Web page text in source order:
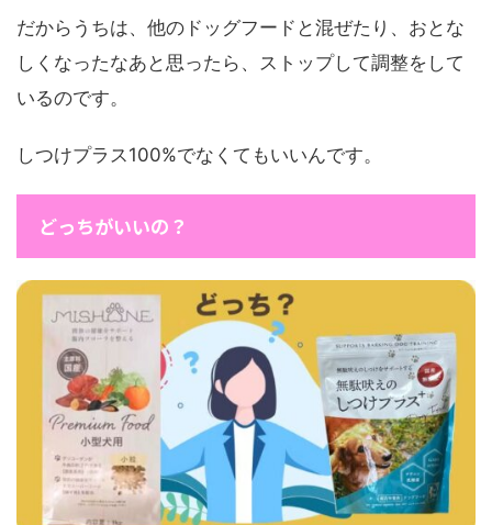
だからうちは、他のドッグフードと混ぜたり、おとな
しくなったなあと思ったら、ストップして調整をして
いるのです。
しつけプラス100%でなくてもいいんです。
どっちがいいの？